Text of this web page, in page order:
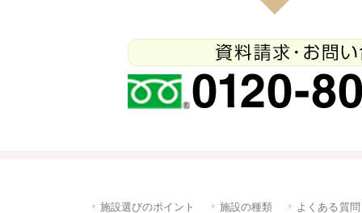
施設選びのポイント 施設の種類 よくある質問